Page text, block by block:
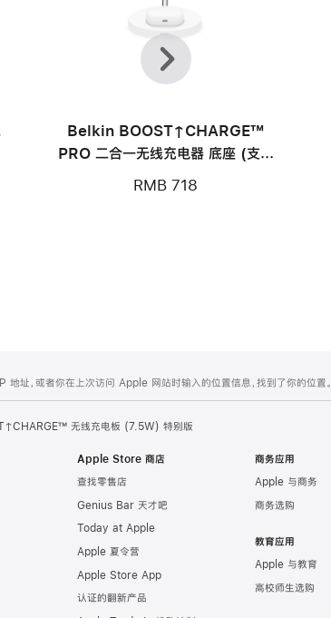
Belkin BOOST↑CHARGE™
PRO 二合一无线充电器 底座 (支持
RMB 718
上
一
个
下
一
个
址，或者你在上次访问 Apple 网站时输入的位置信息，找到了你的位置。
无线充电板 (7.5W) 特别版
Apple Store 商店
查找零售店
Genius Bar 天才吧
Today at Apple
Apple 夏令营
Apple Store App
认证的翻新产品
商务应用
Apple 与商务
商务选购
教育应用
Apple 与教育
高校师生选购